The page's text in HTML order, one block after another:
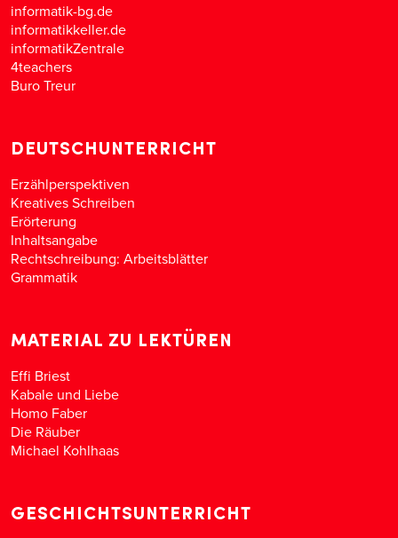
informatik-bg.de
informatikkeller.de
informatikZentrale
4teachers
Buro Treur
DEUTSCHUNTERRICHT
Erzählperspektiven
Kreatives Schreiben
Erörterung
Inhaltsangabe
Rechtschreibung: Arbeitsblätter
Grammatik
MATERIAL ZU LEKTÜREN
Effi Briest
Kabale und Liebe
Homo Faber
Die Räuber
Michael Kohlhaas
GESCHICHTSUNTERRICHT